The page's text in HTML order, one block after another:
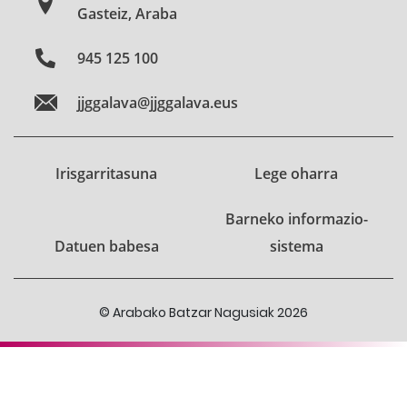
Gasteiz, Araba
945 125 100
jjggalava@jjggalava.eus
Irisgarritasuna Lege oharra
Datuen babesa
Barneko informazio-
sistema
© Arabako Batzar Nagusiak 2026